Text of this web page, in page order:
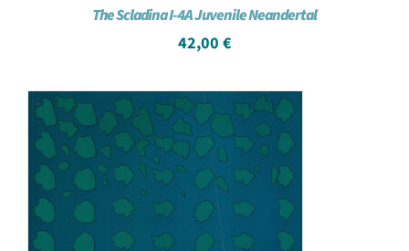
The Scladina I-4A Juvenile Neandertal
42,00 €